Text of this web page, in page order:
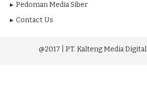
Pedoman Media Siber
Contact Us
@2017 | PT. Kalteng Media Digital